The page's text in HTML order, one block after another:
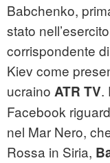
Babchenko,
stato
corrispondente
Kiev come
ucraino ATR TV.
Facebook
nel Mar Nero,
Rossa in Siria,